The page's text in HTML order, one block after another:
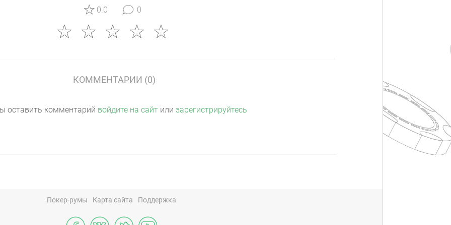
0.0 0
КОММЕНТАРИИ (0)
оставить комментарий войдите на сайт или зарегистрируйтесь
Покер-румы Карта сайта Поддержка